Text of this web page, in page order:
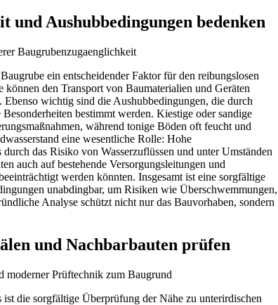
Aushubbedingungen bedenken
ein entscheidender Faktor für den reibungslosen
den Transport von Baumaterialien und Geräten
wichtig sind die Aushubbedingungen, die durch
bestimmt werden. Kiestige oder sandige
während tonige Böden oft feucht und
eine wesentliche Rolle: Hohe
das Risiko von Wasserzuflüssen und unter Umständen
auch auf bestehende Versorgungsleitungen und
werden könnten. Insgesamt ist eine sorgfältige
unabdingbar, um Risiken wie Überschwemmungen,
Analyse schützt nicht nur das Bauvorhaben, sondern
und Nachbarbauten prüfen
die sorgfältige Überprüfung der Nähe zu unterirdischen